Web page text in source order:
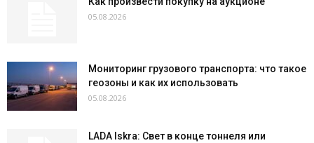
05.08.2026
Мониторинг грузового транспорта: что такое
геозоны и как их использовать
05.08.2026
LADA Iskra: Свет в конце тоннеля или